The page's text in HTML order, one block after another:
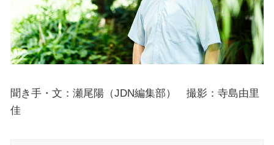
聞き手・文：瀬尾陽（JDN編集部） 撮影：寺島由里
佳